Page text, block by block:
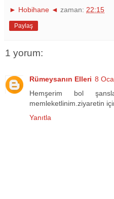
► Hobihane ◄ zaman: 22:15
Paylaş
1 yorum:
Rümeysanın Elleri 8
Hemşerim bol
memleketlinim.ziyaretin
Yanıtla